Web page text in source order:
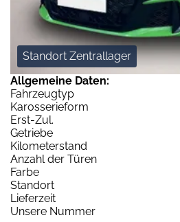
Standort Zentrallager
Allgemeine Daten:
Fahrzeugtyp
Karosserieform
Erst-Zul.
Getriebe
Kilometerstand
Anzahl der Türen
Farbe
Standort
Lieferzeit
Unsere Nummer